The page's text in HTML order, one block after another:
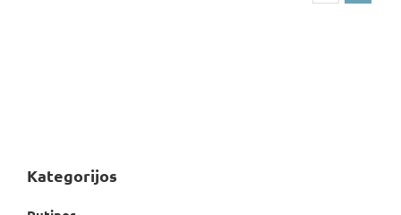
Kategorijos